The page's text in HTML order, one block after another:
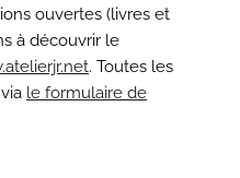
ouvertes (livres et
à découvrir le
. Toutes les
le formulaire de